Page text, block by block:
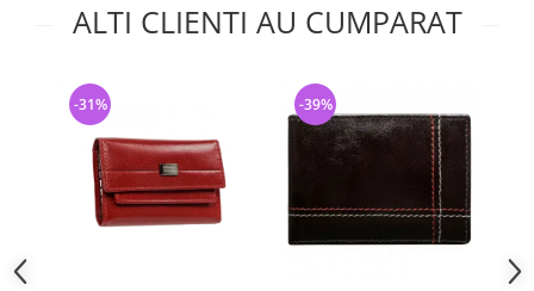
ALTI CLIENTI AU CUMPARAT
-31% -39%